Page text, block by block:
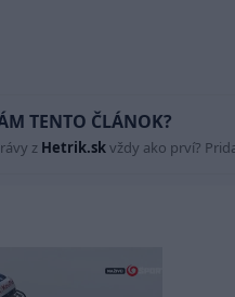
TENTO ČLÁNOK?
z Hetrik.skvždy ako prví?